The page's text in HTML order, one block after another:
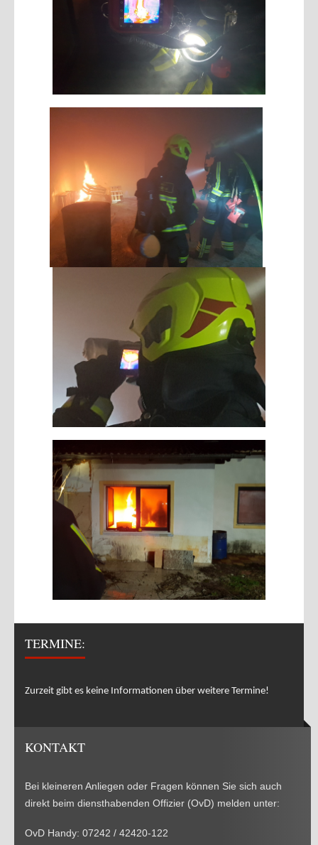
TERMINE:
Zurzeit gibt es keine Informationen über weitere Termine!
KONTAKT
Bei kleineren Anliegen oder Fragen können Sie sich auch
direkt beim diensthabenden Offizier (OvD) melden unter:
OvD Handy: 07242 / 42420-122